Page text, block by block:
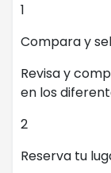
1
Compara y
Revisa y
en los
2
Reserva tu